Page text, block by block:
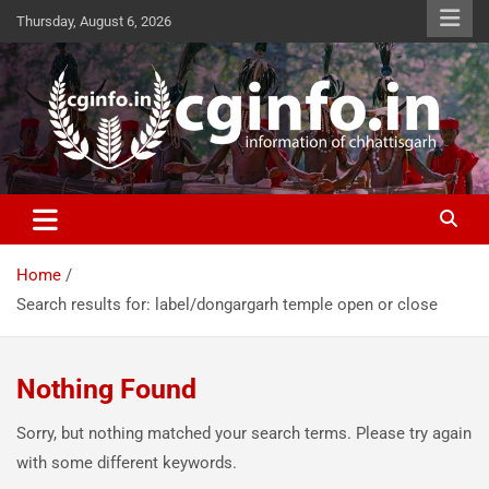
content
Thursday, August 6, 2026
cginfo.in
information of Chhattisgarh
Home
Search results for: label/dongargarh temple open or close
Nothing Found
Sorry, but nothing matched your search terms. Please try again
with some different keywords.